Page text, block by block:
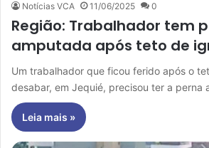
Notícias VCA 11/06/2025 0
Região: Trabalhador tem
amputada após teto de
Um trabalhador que ficou ferido após o
desabar, em Jequié, precisou ter a perna
Leia mais »